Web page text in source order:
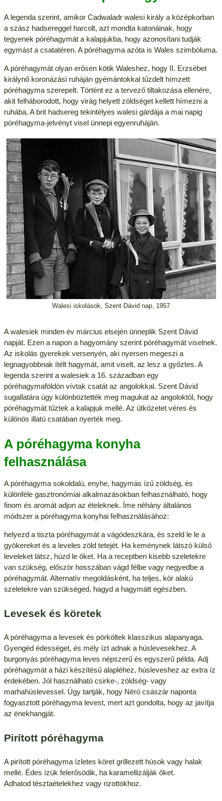
A legenda szerint, amikor Cadwaladr walesi király a középkorban
a szász hadsereggel harcolt, azt mondta katonáinak, hogy
tegyenek póréhagymát a kalapjukba, hogy azonosítani tudják
egymást a csatatéren. A póréhagyma azóta is Wales szimbóluma.
A póréhagymát olyan erősen kötik Waleshez, hogy II. Erzsébet
királynő koronázási ruháján gyémántokkal tűzdelt hímzett
póréhagyma szerepelt. Történt ez a tervező tiltakozása ellenére,
akit felháborodott, hogy virág helyett zöldséget kellett hímezni a
ruhába. A brit hadsereg tekintélyes walesi gárdája a mai napig
póréhagyma-jelvényt visel ünnepi egyenruháján.
Walesi iskolások, Szent Dávid nap, 1957
A walesiek minden év március elsején ünneplik Szent Dávid
napját. Ezen a napon a hagyomány szerint póréhagymát viselnek.
Az iskolás gyerekek versenyén, aki nyersen megeszi a
legnagyobbnak ítélt hagymát, amit viselt, az lesz a győztes. A
legenda szerint a walesiek a 16. században egy
póréhagymaföldön vívtak csatát az angolokkal. Szent Dávid
sugallatára úgy különböztették meg magukat az angoloktól, hogy
póréhagymát tűztek a kalapjuk mellé. Az ütközetet véres és
különös illatú csatában nyerték meg.
A póréhagyma konyha
felhasználása
A póréhagyma sokoldalú, enyhe, hagymás ízű zöldség, és
különféle gasztronómiai alkalmazásokban felhasználható, hogy
finom és aromát adjon az ételeknek. Íme néhány általános
módszer a póréhagyma konyhai felhasználásához:
helyezd a tiszta póréhagymát a vágódeszkára, és szeld le le a
gyökereket és a leveles zöld tetejét. Ha keménynek látszó külső
leveleket látsz, húzd le őket. Ha a receptben kisebb szeletekre
van szükség, először hosszában vágd félbe vagy negyedbe a
póréhagymát. Alternatív megoldásként, ha teljes, kör alakú
szeletekre van szükséged, hagyd a hagymátt egészben.
Levesek és köretek
A póréhagyma a levesek és pörköltek klasszikus alapanyaga.
Gyengéd édességet, és mély ízt adnak a húslevesekhez. A
burgonyás póréhagyma leves népszerű és egyszerű példa. Adj
póréhagymát a házi készítésű alapléhez, húsleveshez az extra íz
érdekében. Jól használható csirke-, zöldség- vagy
marhahúslevessel. Úgy tartják, hogy Néró császár naponta
fogyasztott póréhagyma levest, mert azt gondolta, hogy az javítja
az énekhangját.
Pirított póréhagyma
A pirított póréhagyma ízletes köret grillezett húsok vagy halak
mellé. Édes ízük felerősödik, ha karamellizálják őket.
Adhatod tésztaételekhez vagy rizottókhoz.